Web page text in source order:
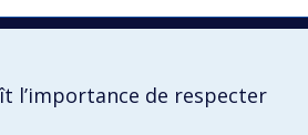
l’importance de respecter